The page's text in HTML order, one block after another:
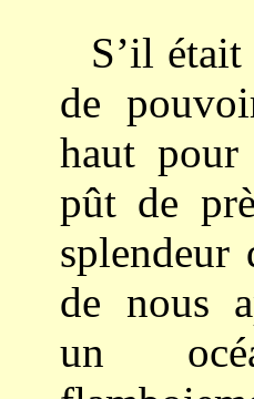
S’il
de
haut
pût de
splendeur
de nous
un